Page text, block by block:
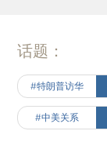
话题：
#特朗普访华
#中美关系